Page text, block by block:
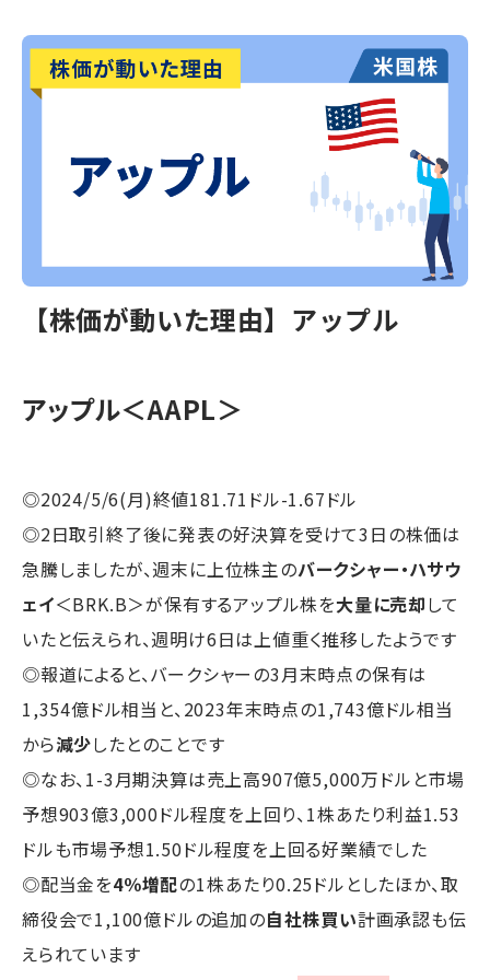
【株価が動いた理由】アップル
アップル＜AAPL＞
◎2024/5/6(月)終値181.71ドル-1.67ドル
◎2日取引終了後に発表の好決算を受けて3日の株価は
急騰しましたが、週末に上位株主のバークシャー・ハサウ
ェイ＜BRK.B＞が保有するアップル株を大量に売却して
いたと伝えられ、週明け6日は上値重く推移したようです
◎報道によると、バークシャーの3月末時点の保有は
1,354億ドル相当と、2023年末時点の1,743億ドル相当
から減少したとのことです
◎なお、1-3月期決算は売上高907億5,000万ドルと市場
予想903億3,000ドル程度を上回り、1株あたり利益1.53
ドルも市場予想1.50ドル程度を上回る好業績でした
◎配当金を4％増配の1株あたり0.25ドルとしたほか、取
締役会で1,100億ドルの追加の自社株買い計画承認も伝
えられています